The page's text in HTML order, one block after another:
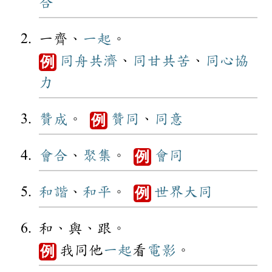
一齊、 一起 。
例 同舟共濟 、 同甘共苦 、 同心協
力
贊成 。 例 贊同 、 同意
會合 、 聚集 。 例 會同
和諧 、 和平 。 例 世界 大同
和、與、跟。
例 我同他一起看 電影 。